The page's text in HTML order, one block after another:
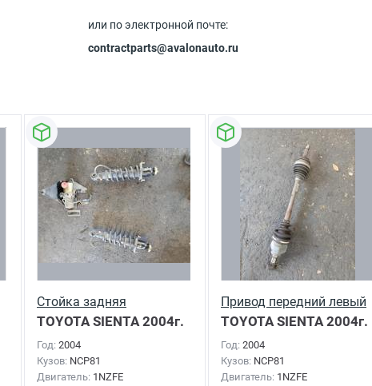
или по электронной почте:
contractparts@avalonauto.ru
Стойка задняя
TOYOTA SIENTA2004г.
Год: 2004
Кузов: NCP81
Двигатель: 1NZFE
Привод передний левый
TOYOTA SIENTA2004г.
Год: 2004
Кузов: NCP81
Двигатель: 1NZFE